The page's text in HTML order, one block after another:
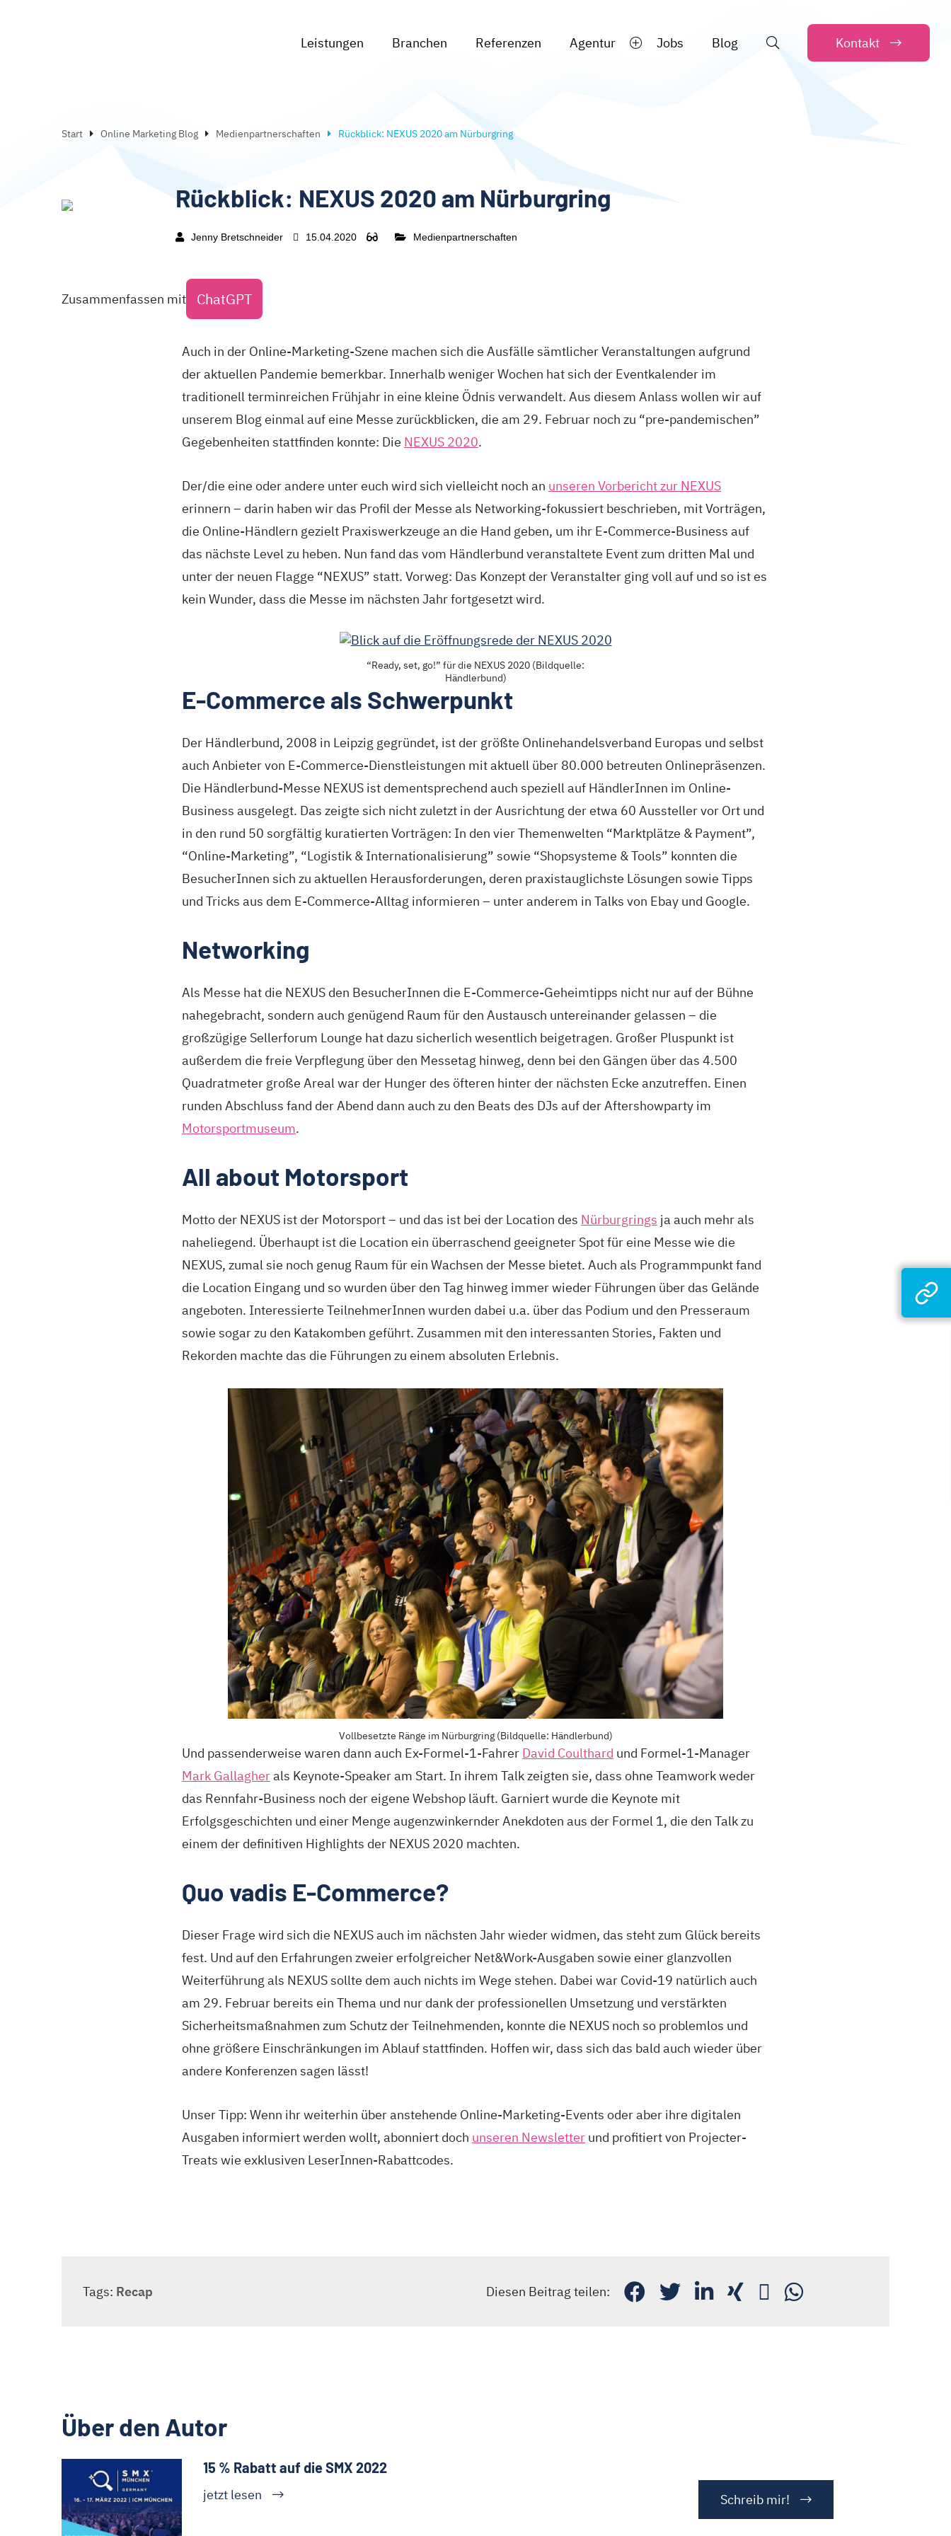
Leistungen Branchen Referenzen Agentur Jobs Blog Kontakt
Start Online Marketing Blog Medienpartnerschaften Rückblick: NEXUS 2020 am Nürburgring
Rückblick: NEXUS 2020 am Nürburgring
Jenny Bretschneider 15.04.2020 Medienpartnerschaften
Zusammenfassen mit ChatGPT
Auch in der Online-Marketing-Szene machen sich die Ausfälle sämtlicher Veranstaltungen aufgrund
der aktuellen Pandemie bemerkbar. Innerhalb weniger Wochen hat sich der Eventkalender im
traditionell terminreichen Frühjahr in eine kleine Ödnis verwandelt. Aus diesem Anlass wollen wir auf
unserem Blog einmal auf eine Messe zurückblicken, die am 29. Februar noch zu “pre-pandemischen”
Gegebenheiten stattfinden konnte: Die NEXUS 2020.
Der/die eine oder andere unter euch wird sich vielleicht noch an unseren Vorbericht zur NEXUS
erinnern – darin haben wir das Profil der Messe als Networking-fokussiert beschrieben, mit Vorträgen,
die Online-Händlern gezielt Praxiswerkzeuge an die Hand geben, um ihr E-Commerce-Business auf
das nächste Level zu heben. Nun fand das vom Händlerbund veranstaltete Event zum dritten Mal und
unter der neuen Flagge “NEXUS” statt. Vorweg: Das Konzept der Veranstalter ging voll auf und so ist es
kein Wunder, dass die Messe im nächsten Jahr fortgesetzt wird.
“Ready, set, go!” für die NEXUS 2020 (Bildquelle:
Händlerbund)
E-Commerce als Schwerpunkt
Der Händlerbund, 2008 in Leipzig gegründet, ist der größte Onlinehandelsverband Europas und selbst
auch Anbieter von E-Commerce-Dienstleistungen mit aktuell über 80.000 betreuten Onlinepräsenzen.
Die Händlerbund-Messe NEXUS ist dementsprechend auch speziell auf HändlerInnen im Online-
Business ausgelegt. Das zeigte sich nicht zuletzt in der Ausrichtung der etwa 60 Aussteller vor Ort und
in den rund 50 sorgfältig kuratierten Vorträgen: In den vier Themenwelten “Marktplätze & Payment”,
“Online-Marketing”, “Logistik & Internationali­sierung” sowie “Shopsysteme & Tools” konnten die
BesucherInnen sich zu aktuellen Herausforderungen, deren praxistauglichste Lösungen sowie Tipps
und Tricks aus dem E-Commerce-Alltag informieren – unter anderem in Talks von Ebay und Google.
Networking
Als Messe hat die NEXUS den BesucherInnen die E-Commerce-Geheimtipps nicht nur auf der Bühne
nahegebracht, sondern auch genügend Raum für den Austausch untereinander gelassen – die
großzügige Sellerforum Lounge hat dazu sicherlich wesentlich beigetragen. Großer Pluspunkt ist
außerdem die freie Verpflegung über den Messetag hinweg, denn bei den Gängen über das 4.500
Quadratmeter große Areal war der Hunger des öfteren hinter der nächsten Ecke anzutreffen. Einen
runden Abschluss fand der Abend dann auch zu den Beats des DJs auf der Aftershowparty im
Motorsportmuseum.
All about Motorsport
Motto der NEXUS ist der Motorsport – und das ist bei der Location des Nürburgrings ja auch mehr als
naheliegend. Überhaupt ist die Location ein überraschend geeigneter Spot für eine Messe wie die
NEXUS, zumal sie noch genug Raum für ein Wachsen der Messe bietet. Auch als Programmpunkt fand
die Location Eingang und so wurden über den Tag hinweg immer wieder Führungen über das Gelände
angeboten. Interessierte TeilnehmerInnen wurden dabei u.a. über das Podium und den Presseraum
sowie sogar zu den Katakomben geführt. Zusammen mit den interessanten Stories, Fakten und
Rekorden machte das die Führungen zu einem absoluten Erlebnis.
Vollbesetzte Ränge im Nürburgring (Bildquelle: Händlerbund)
Und passenderweise waren dann auch Ex-Formel-1-Fahrer David Coulthard und Formel-1-Manager
Mark Gallagherals Keynote-Speaker am Start. In ihrem Talk zeigten sie, dass ohne Teamwork weder
das Rennfahr-Business noch der eigene Webshop läuft. Garniert wurde die Keynote mit
Erfolgsgeschichten und einer Menge augenzwinkernder Anekdoten aus der Formel 1, die den Talk zu
einem der definitiven Highlights der NEXUS 2020 machten.
Quo vadis E-Commerce?
Dieser Frage wird sich die NEXUS auch im nächsten Jahr wieder widmen, das steht zum Glück bereits
fest. Und auf den Erfahrungen zweier erfolgreicher Net&Work-Ausgaben sowie einer glanzvollen
Weiterführung als NEXUS sollte dem auch nichts im Wege stehen. Dabei war Covid-19 natürlich auch
am 29. Februar bereits ein Thema und nur dank der professionellen Umsetzung und verstärkten
Sicherheitsmaßnahmen zum Schutz der Teilnehmenden, konnte die NEXUS noch so problemlos und
ohne größere Einschränkungen im Ablauf stattfinden. Hoffen wir, dass sich das bald auch wieder über
andere Konferenzen sagen lässt!
Unser Tipp: Wenn ihr weiterhin über anstehende Online-Marketing-Events oder aber ihre digitalen
Ausgaben informiert werden wollt, abonniert doch unseren Newsletter und profitiert von Projecter-
Treats wie exklusiven LeserInnen-Rabattcodes.
Tags: Recap Diesen Beitrag teilen:
Über den Autor
15 % Rabatt auf die SMX 2022
jetzt lesen Schreib mir!